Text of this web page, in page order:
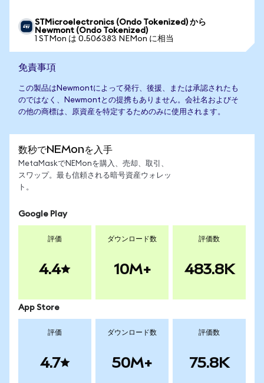
STMicroelectronics (Ondo Tokenized) から
Newmont (Ondo Tokenized)
1 STMon は 0.506383 NEMon に相当
免責事項
この製品はNewmontによって発行、後援、または承認されたも
のではなく、Newmontとの提携もありません。会社名およびそ
の他の商標は、原資産を特定するためのみに使用されます。
数秒でNEMonを入手
MetaMaskでNEMonを購入、売却、取引、
スワップ。最も信頼される暗号資産ウォレッ
ト。
Google Play
評価
4.4
ダウンロード数
10M+
評価数
483.8K
App Store
評価
4.7
ダウンロード数
50M+
評価数
75.8K